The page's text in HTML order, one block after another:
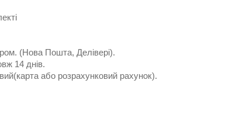
(Нова Пошта, Делівері).
14 днів.
або розрахунковий рахунок).